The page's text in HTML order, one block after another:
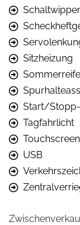
Sitzheizung
Start/
Tagfahrlicht
Touchscreen
USB